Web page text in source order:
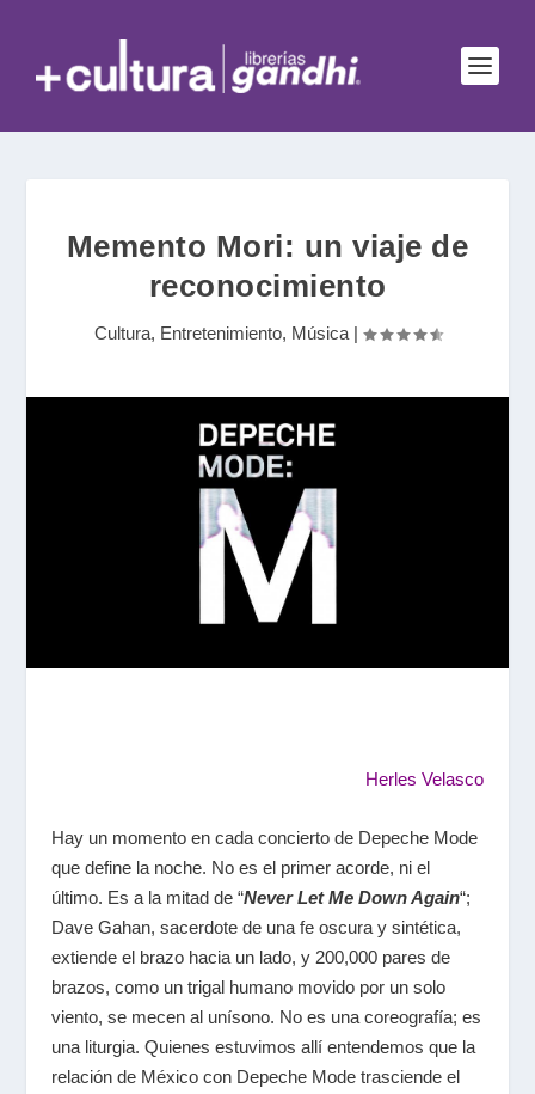
Memento Mori: un viaje de
reconocimiento
Cultura, Entretenimiento, Música|
Herles Velasco
Hay un momento en cada concierto de Depeche Mode
que define la noche. No es el primer acorde, ni el
último. Es a la mitad de “Never Let Me Down Again“;
Dave Gahan, sacerdote de una fe oscura y sintética,
extiende el brazo hacia un lado, y 200,000 pares de
brazos, como un trigal humano movido por un solo
viento, se mecen al unísono. No es una coreografía; es
una liturgia. Quienes estuvimos allí entendemos que la
relación de México con Depeche Mode trasciende el